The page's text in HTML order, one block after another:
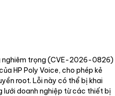
nghiêm trọng (CVE-2026-0826)
HP Poly Voice, cho phép kẻ
root. Lỗi này có thể bị khai
lưới doanh nghiệp từ các thiết bị